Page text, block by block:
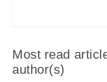
Most read
author(s)